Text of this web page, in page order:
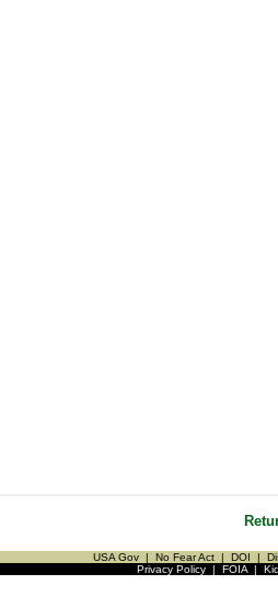
USA Gov | No Fear Act | DOI |
Privacy Policy| FOIA|